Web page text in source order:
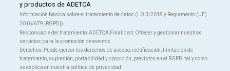
Del JU 09.05.24 al DO 02.06.24
Teatre Gaudí Barcelona
Duración:75 min.
Teatro
y productos de ADETCA
Información básica sobre el tratamiento de datos (LO 3/2018 y Reglamento (UE)
2016/679 ]RGPD])
Responsable del tratamiento: ADETCA Finalidad: Ofrecer y gestionar nuestros
servicios para la promoción de eventos.
Derechos: Puede ejercer los derechos de acceso, rectificación, limitación de
tratamiento, supresión, portabilidad y oposición, previstos en el RGPD, tal y como
se explica en nuestra política de privacidad.